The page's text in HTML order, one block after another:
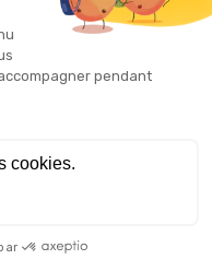
votre campagne de
amour dans de
la planête.